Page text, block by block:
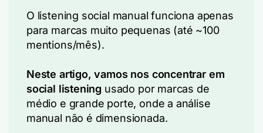
O listening social manual funciona apenas
para marcas muito pequenas (até ~100
mentions/mês).
Neste artigo, vamos nos concentrar em
social listening usado por marcas de
médio e grande porte, onde a análise
manual não é dimensionada.